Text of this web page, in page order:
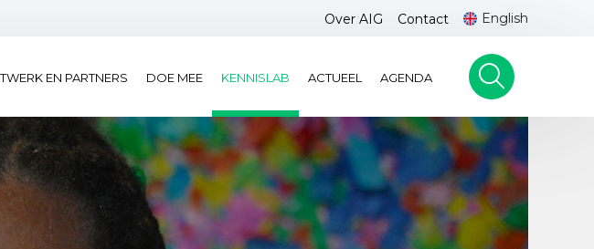
Over AIG Contact English
EN PARTNERS DOE MEE KENNISLAB ACTUEEL AGENDA